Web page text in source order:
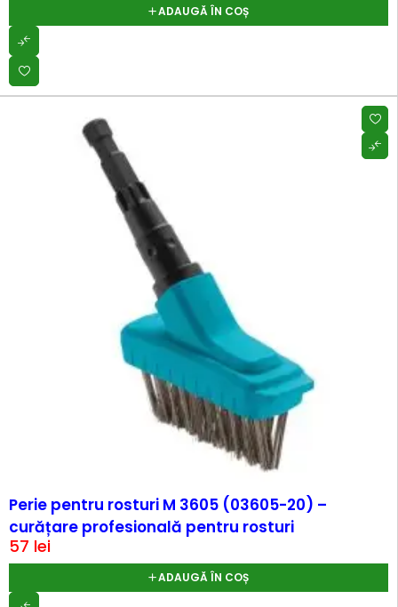
ADAUGĂ ÎN COȘ
Perie pentru rosturi M 3605 (03605-20) –
curățare profesională pentru rosturi
57 lei
ADAUGĂ ÎN COȘ